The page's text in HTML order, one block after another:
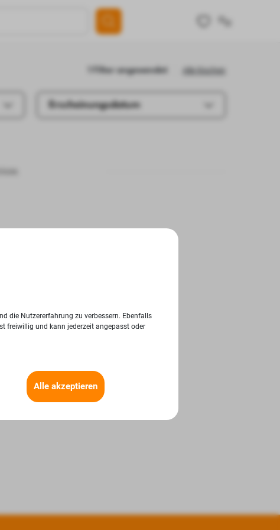
Alle löschen
1 Filter angewendet
Erscheinungsdatum
die Nutzererfahrung zu verbessern. Ebenfalls
freiwillig und kann jederzeit angepasst oder
Alle akzeptieren